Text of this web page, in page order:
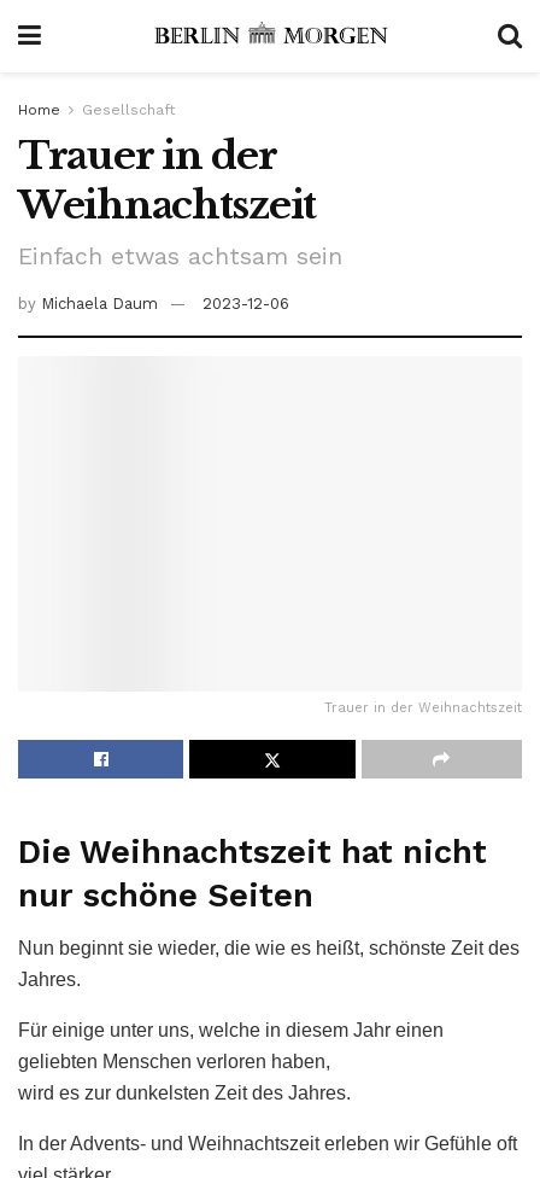
Home Gesellschaft
Trauer in der
Weihnachtszeit
Einfach etwas achtsam sein
by Michaela Daum 2023-12-06
Trauer in der Weihnachtszeit
Die Weihnachtszeit hat nicht
nur schöne Seiten
Nun beginnt sie wieder, die wie es heißt, schönste Zeit des
Jahres.
Für einige unter uns, welche in diesem Jahr einen
geliebten Menschen verloren haben,
wird es zur dunkelsten Zeit des Jahres.
In der Advents- und Weihnachtszeit erleben wir Gefühle oft